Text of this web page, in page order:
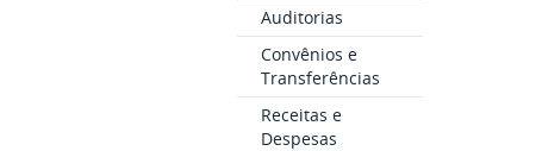
Auditorias
Convênios e
Transferências
Receitas e
Despesas